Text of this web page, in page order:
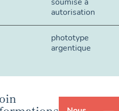
autorisation
phototype
argentique